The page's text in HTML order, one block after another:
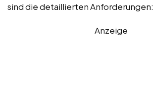
sind die detaillierten Anforderungen:
Anzeige